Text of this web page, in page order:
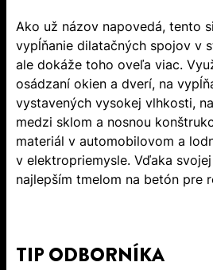
Ako už názov napovedá, tento
vypĺňanie dilatačných spojov v
ale dokáže toho oveľa viac.
osádzaní okien a dverí, na
vystavených vysokej vlhkosti,
medzi sklom a nosnou
materiál v automobilovom a
v elektropriemysle. Vďaka
najlepším tmelom na betón pre
TIP ODBORNÍKA